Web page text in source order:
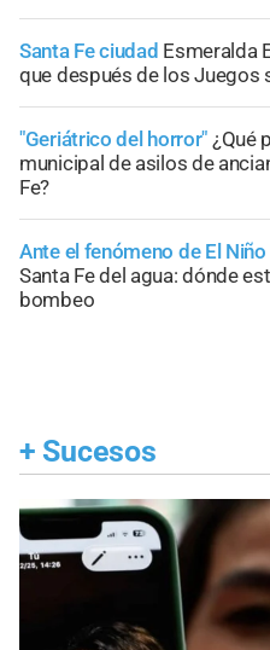
Santa Fe ciudad Esmeralda
que después de los Juegos
"Geriátrico del horror" ¿Qué
municipal de asilos de
Fe?
Ante el fenómeno de El Niño
Santa Fe del agua: dónde
bombeo
+ Sucesos